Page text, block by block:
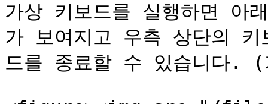
가상 키보드를 실행하면 아
가 보여지고 우측 상단의
드를 종료할 수 있습니다.